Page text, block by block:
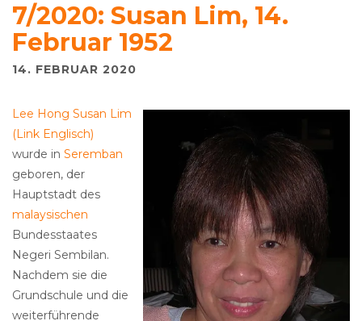
7/2020: Susan Lim, 14.
Februar 1952
14. FEBRUAR 2020
Lee Hong Susan Lim
(Link Englisch)
wurde in Seremban
geboren, der
Hauptstadt des
malaysischen
Bundesstaates
Negeri Sembilan.
Nachdem sie die
Grundschule und die
weiterführende